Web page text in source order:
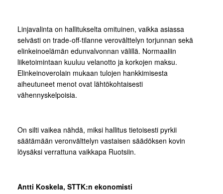
Linjavalinta on hallitukselta omituinen, vaikka asiassa
selvästi on trade-off-tilanne verovälttelyn torjunnan sekä
elinkeinoelämän edunvalvonnan välillä. Normaaliin
liiketoimintaan kuuluu velanotto ja korkojen maksu.
Elinkeinoverolain mukaan tulojen hankkimisesta
aiheutuneet menot ovat lähtökohtaisesti
vähennyskelpoisia.
On silti vaikea nähdä, miksi hallitus tietoisesti pyrkii
säätämään veronvälttelyn vastaisen säädöksen kovin
löysäksi verrattuna vaikkapa Ruotsiin.
Antti Koskela, STTK:n ekonomisti